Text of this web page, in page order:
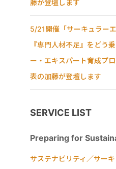
藤が登壇します
5/21開催「サーキュラー
『専門人材不足』をどう
ー・エキスパート育成プ
表の加藤が登壇します
SERVICE LIST
Preparing for
サステナビリティ／サー